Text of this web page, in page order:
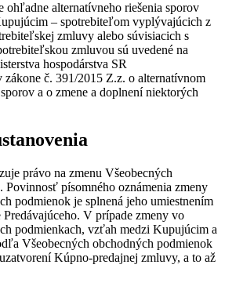
ohľadne alternatívneho riešenia sporov
– spotrebiteľom vyplývajúcich z
zmluvy alebo súvisiacich s
zmluvou sú uvedené na
hospodárstva SR
zákone č. 391/2015 Z.z. o alternatívnom
a o zmene a doplnení niektorých
právo na zmenu Všeobecných
Povinnosť písomného oznámenia zmeny
podmienok je splnená jeho umiestnením
V prípade zmeny vo
podmienkach, vzťah medzi Kupujúcim a
Všeobecných obchodných podmienok
Kúpno-predajnej zmluvy, a to až